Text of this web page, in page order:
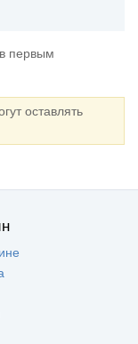
первым
оставлять